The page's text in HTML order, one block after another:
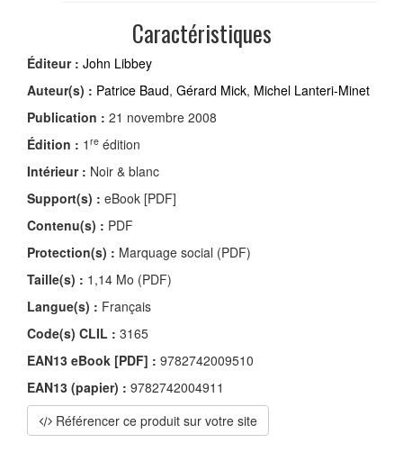
Caractéristiques
Éditeur : John Libbey
Auteur(s) : Patrice Baud, Gérard Mick, Michel Lanteri-Minet
Publication : 21 novembre 2008
Édition : 1 re édition
Intérieur : Noir & blanc
Support(s) : eBook [PDF]
Contenu(s) : PDF
Protection(s) : Marquage social (PDF)
Taille(s) : 1,14 Mo (PDF)
Langue(s) : Français
Code(s) CLIL : 3165
EAN13 eBook [PDF] : 9782742009510
EAN13 (papier) : 9782742004911
Référencer ce produit sur votre site